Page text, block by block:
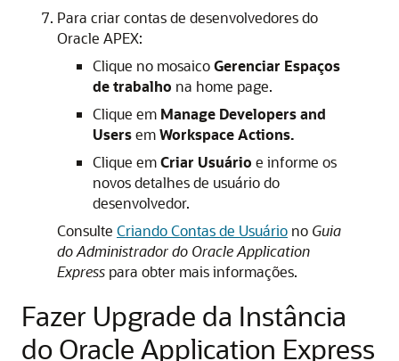
Para criar contas de desenvolvedores do
Oracle APEX:
Clique no mosaicoGerenciar Espaços
de trabalho na home page.
Clique em Manage Developers and
UsersemWorkspace Actions.
Clique emCriar Usuário e informe os
novos detalhes de usuário do
desenvolvedor.
Consulte Criando Contas de Usuário no Guia
do Administrador do Oracle Application
Express para obter mais informações.
Fazer Upgrade da Instância
do Oracle Application Express